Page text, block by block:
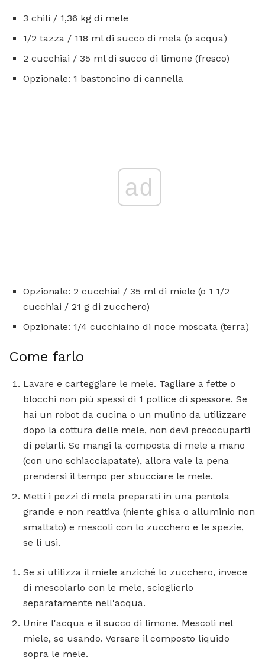
3 chili / 1,36 kg di mele
1/2 tazza / 118 ml di succo di mela (o acqua)
2 cucchiai / 35 ml di succo di limone (fresco)
Opzionale: 1 bastoncino di cannella
ad
Opzionale: 2 cucchiai / 35 ml di miele (o 1 1/2
cucchiai / 21 g di zucchero)
Opzionale: 1/4 cucchiaino di noce moscata (terra)
Come farlo
Lavare e carteggiare le mele. Tagliare a fette o
blocchi non più spessi di 1 pollice di spessore. Se
hai un robot da cucina o un mulino da utilizzare
dopo la cottura delle mele, non devi preoccuparti
di pelarli. Se mangi la composta di mele a mano
(con uno schiacciapatate), allora vale la pena
prendersi il tempo per sbucciare le mele.
Metti i pezzi di mela preparati in una pentola
grande e non reattiva (niente ghisa o alluminio non
smaltato) e mescoli con lo zucchero e le spezie,
se li usi.
Se si utilizza il miele anziché lo zucchero, invece
di mescolarlo con le mele, scioglierlo
separatamente nell'acqua.
Unire l'acqua e il succo di limone. Mescoli nel
miele, se usando. Versare il composto liquido
sopra le mele.